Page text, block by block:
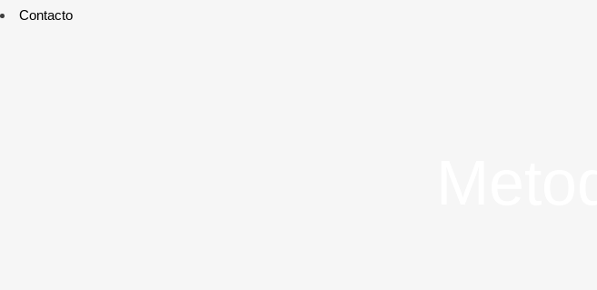
Contacto